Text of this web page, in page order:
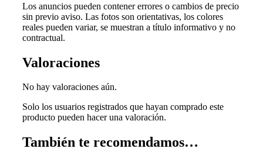
Los anuncios pueden contener errores o cambios de precio
sin previo aviso. Las fotos son orientativas, los colores
reales pueden variar, se muestran a título informativo y no
contractual.
Valoraciones
No hay valoraciones aún.
Solo los usuarios registrados que hayan comprado este
producto pueden hacer una valoración.
También te recomendamos…